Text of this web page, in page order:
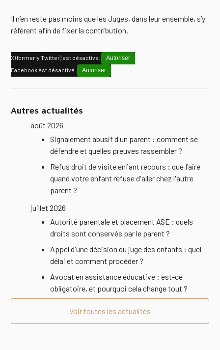
Il n’en reste pas moins que les Juges, dans leur ensemble, s’y
référent afin de fixer la contribution.
X (formerly Twitter) est désactivé.
Autoriser
Facebook est désactivé.
Autoriser
Autres actualités
août 2026
Signalement abusif d'un parent : comment se
défendre et quelles preuves rassembler ?
Refus droit de visite enfant recours : que faire
quand votre enfant refuse d'aller chez l'autre
parent ?
juillet 2026
Autorité parentale et placement ASE : quels
droits sont conservés par le parent ?
Appel d'une décision du juge des enfants : quel
délai et comment procéder ?
Avocat en assistance éducative : est-ce
obligatoire, et pourquoi cela change tout ?
Voir toutes les actualités